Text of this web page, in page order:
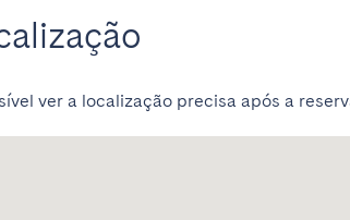
ver a localização precisa após a